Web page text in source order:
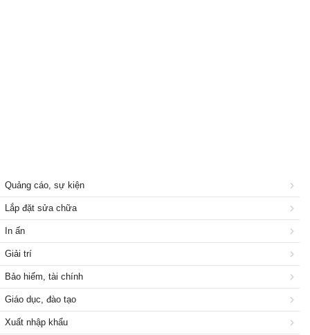
Quảng cáo, sự kiện
Lắp đặt sửa chữa
In ấn
Giải trí
Bảo hiểm, tài chính
Giáo dục, đào tạo
Xuất nhập khẩu